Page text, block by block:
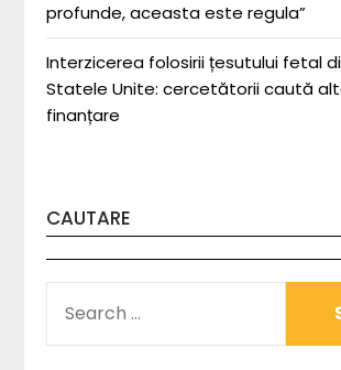
profunde, aceasta este regula”
Interzicerea folosirii țesutului fetal
Statele Unite: cercetătorii caută
finanțare
CAUTARE
FOR: